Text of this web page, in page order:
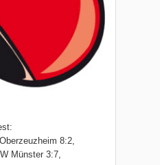
8:2,
Münster 3:7,